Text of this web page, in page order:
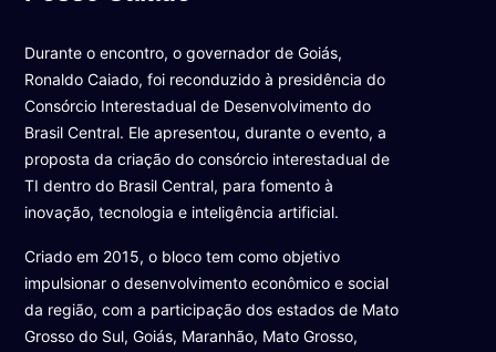
Durante o encontro, o governador de Goiás,
Ronaldo Caiado, foi reconduzido à presidência do
Consórcio Interestadual de Desenvolvimento do
Brasil Central. Ele apresentou, durante o evento, a
proposta da criação do consórcio interestadual de
TI dentro do Brasil Central, para fomento à
inovação, tecnologia e inteligência artificial.
Criado em 2015, o bloco tem como objetivo
impulsionar o desenvolvimento econômico e social
da região, com a participação dos estados de Mato
Grosso do Sul, Goiás, Maranhão, Mato Grosso,